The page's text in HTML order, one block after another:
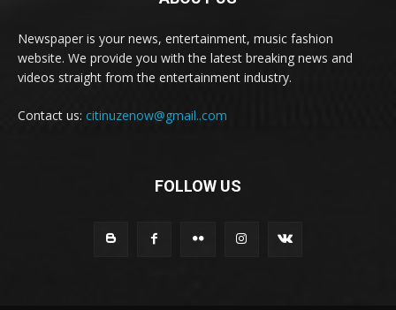
Newspaper is your news, entertainment, music fashion
website. We provide you with the latest breaking news and
videos straight from the entertainment industry.
Contact us: citinuzenow@gmail..com
FOLLOW US